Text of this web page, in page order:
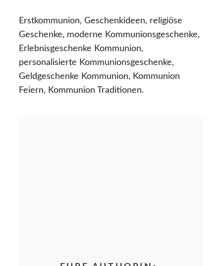
Erstkommunion, Geschenkideen, religiöse
Geschenke, moderne Kommunionsgeschenke,
Erlebnisgeschenke Kommunion,
personalisierte Kommunionsgeschenke,
Geldgeschenke Kommunion, Kommunion
Feiern, Kommunion Traditionen.